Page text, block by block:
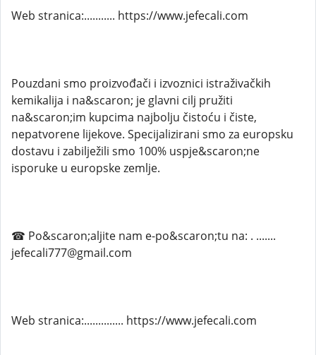
Web stranica:........... https://www.jefecali.com
Pouzdani smo proizvođači i izvoznici istraživačkih
kemikalija i na&scaron; je glavni cilj pružiti
na&scaron;im kupcima najbolju čistoću i čiste,
nepatvorene lijekove. Specijalizirani smo za europsku
dostavu i zabilježili smo 100% uspje&scaron;ne
isporuke u europske zemlje.
☎ Po&scaron;aljite nam e-po&scaron;tu na: . .......
jefecali777@gmail.com
Web stranica:.............. https://www.jefecali.com